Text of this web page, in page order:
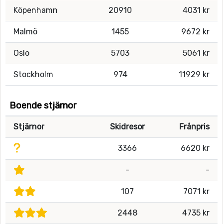
Köpenhamn 20910 4031 kr
Malmö 1455 9672 kr
Oslo 5703 5061 kr
Stockholm 974 11929 kr
Boende stjärnor
Stjärnor Skidresor Frånpris
3366 6620 kr
- -
107 7071 kr
2448 4735 kr